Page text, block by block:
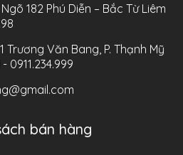
182 Phú Diễn – Bắc Từ Liêm
Trương Văn Bang, P. Thạnh Mỹ
0911.234.999
bán hàng